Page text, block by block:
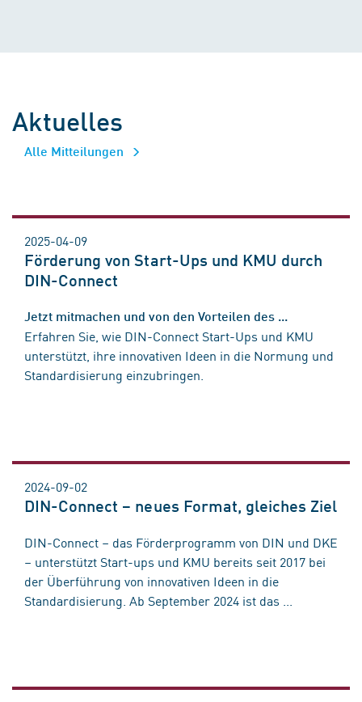
Aktuelles
Alle Mitteilungen
2025-04-09
Förderung von Start-Ups und KMU durch
DIN-Connect
Jetzt mitmachen und von den Vorteilen des ...
Erfahren Sie, wie DIN-Connect Start-Ups und KMU
unterstützt, ihre innovativen Ideen in die Normung und
Standardisierung einzubringen.
2024-09-02
DIN-Connect – neues Format, gleiches Ziel
DIN-Connect – das Förderprogramm von DIN und DKE
– unterstützt Start-ups und KMU bereits seit 2017 bei
der Überführung von innovativen Ideen in die
Standardisierung. Ab September 2024 ist das ...